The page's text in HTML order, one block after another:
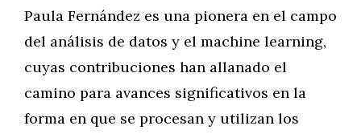
Paula Fernández es una pionera en el campo
del análisis de datos y el machine learning,
cuyas contribuciones han allanado el
camino para avances significativos en la
forma en que se procesan y utilizan los